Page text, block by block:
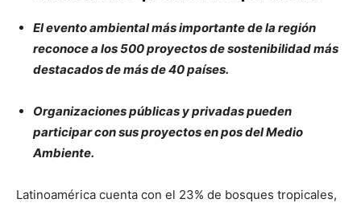
El evento ambiental más importante de la región
reconoce a los 500 proyectos de sostenibilidad más
destacados de más de 40 países.
Organizaciones públicas y privadas pueden
participar con sus proyectos en pos del Medio
Ambiente.
Latinoamérica cuenta con el 23% de bosques tropicales,